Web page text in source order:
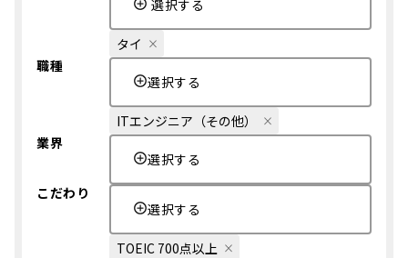
選択する
タイ
職種
選択する
ITエンジニア（その他）
業界
選択する
こだわり
選択する
TOEIC 700点以上